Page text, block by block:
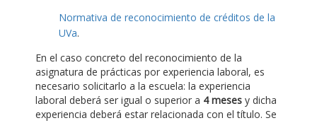
Normativa de reconocimiento de créditos de la
UVa.
En el caso concreto del reconocimiento de la
asignatura de prácticas por experiencia laboral, es
necesario solicitarlo a la escuela: la experiencia
laboral deberá ser igual o superior a 4 meses y dicha
experiencia deberá estar relacionada con el título. Se